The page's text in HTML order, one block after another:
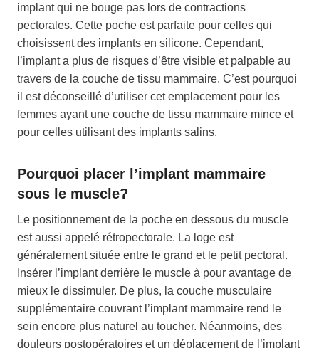
implant qui ne bouge pas lors de contractions
pectorales. Cette poche est parfaite pour celles qui
choisissent des implants en silicone. Cependant,
l’implant a plus de risques d’être visible et palpable au
travers de la couche de tissu mammaire. C’est pourquoi
il est déconseillé d’utiliser cet emplacement pour les
femmes ayant une couche de tissu mammaire mince et
pour celles utilisant des implants salins.
Pourquoi placer l’implant mammaire
sous le muscle?
Le positionnement de la poche en dessous du muscle
est aussi appelé rétropectorale. La loge est
généralement située entre le grand et le petit pectoral.
Insérer l’implant derrière le muscle à pour avantage de
mieux le dissimuler. De plus, la couche musculaire
supplémentaire couvrant l’implant mammaire rend le
sein encore plus naturel au toucher. Néanmoins, des
douleurs postopératoires et un déplacement de l’implant